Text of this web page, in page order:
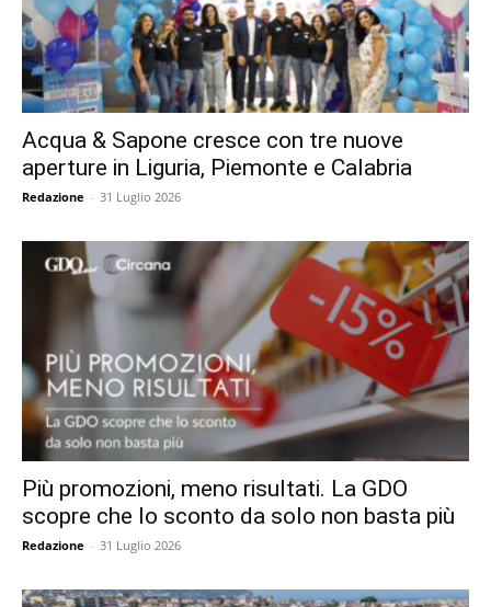
Acqua & Sapone cresce con tre nuove
aperture in Liguria, Piemonte e Calabria
Redazione - 31 Luglio 2026
Più promozioni, meno risultati. La GDO
scopre che lo sconto da solo non basta più
Redazione - 31 Luglio 2026